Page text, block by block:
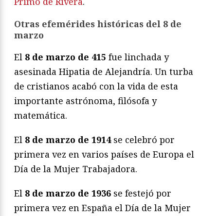
Otras efemérides históricas del 8 de
marzo
El 8 de marzo de 415 fue linchada y
asesinada Hipatia de Alejandría. Un turba
de cristianos acabó con la vida de esta
importante astrónoma, filósofa y
matemática.
El 8 de marzo de 1914se celebró por
primera vez en varios países de Europa el
Día de la Mujer Trabajadora.
El 8 de marzo de 1936 se festejó por
primera vez en España el Día de la Mujer